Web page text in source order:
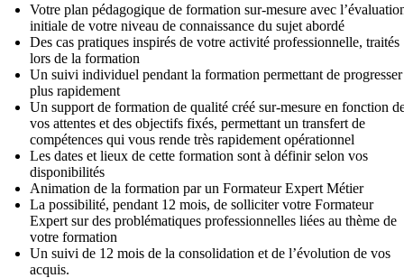
Votre plan pédagogique de formation sur-mesure avec
initiale de votre niveau de connaissance du sujet abordé
Des cas pratiques inspirés de votre activité professionnelle, traités
lors de la formation
Un suivi individuel pendant la formation permettant de progresser
plus rapidement
Un support de formation de qualité créé sur-mesure en fonction
vos attentes et des objectifs fixés, permettant un transfert de
compétences qui vous rende très rapidement opérationnel
Les dates et lieux de cette formation sont à définir selon vos
disponibilités
Animation de la formation par un Formateur Expert Métier
La possibilité, pendant 12 mois, de solliciter votre Formateur
Expert sur des problématiques professionnelles liées au thème de
votre formation
Un suivi de 12 mois de la consolidation et de l’évolution de vos
acquis.